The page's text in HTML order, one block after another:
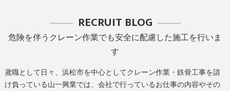
RECRUIT BLOG
危険を伴うクレーン作業でも安全に配慮した施工を行いま
す
鳶職として日々、浜松市を中心としてクレーン作業・鉄骨工事を請
け負っている山一興業では、会社で行っているお仕事の内容やその